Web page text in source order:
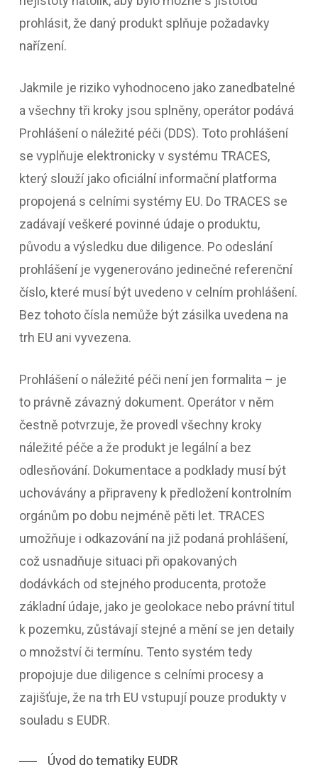
prohlásit, že daný produkt splňuje požadavky
nařízení.
Jakmile je riziko vyhodnoceno jako zanedbatelné
a všechny tři kroky jsou splněny, operátor podává
Prohlášení o náležité péči (DDS). Toto prohlášení
se vyplňuje elektronicky v systému TRACES,
který slouží jako oficiální informační platforma
propojená s celními systémy EU. Do TRACES se
zadávají veškeré povinné údaje o produktu,
původu a výsledku due diligence. Po odeslání
prohlášení je vygenerováno jedinečné referenční
číslo, které musí být uvedeno v celním prohlášení.
Bez tohoto čísla nemůže být zásilka uvedena na
trh EU ani vyvezena.
Prohlášení o náležité péči není jen formalita – je
to právně závazný dokument. Operátor v něm
čestně potvrzuje, že provedl všechny kroky
náležité péče a že produkt je legální a bez
odlesňování. Dokumentace a podklady musí být
uchovávány a připraveny k předložení kontrolním
orgánům po dobu nejméně pěti let. TRACES
umožňuje i odkazování na již podaná prohlášení,
což usnadňuje situaci při opakovaných
dodávkách od stejného producenta, protože
základní údaje, jako je geolokace nebo právní titul
k pozemku, zůstávají stejné a mění se jen detaily
o množství či termínu. Tento systém tedy
propojuje due diligence s celními procesy a
zajišťuje, že na trh EU vstupují pouze produkty v
souladu s EUDR.
Úvod do tematiky EUDR